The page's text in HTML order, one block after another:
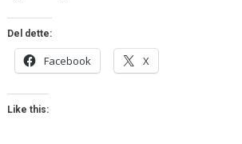
Del dette:
Facebook X
Like this: